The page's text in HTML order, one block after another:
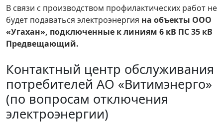
В связи с производством профилактических работ не
будет подаваться электроэнергия на объекты ООО
«Угахан», подключенные к линиям 6 кВ ПС 35 кВ
Предвещающий.
Контактный центр обслуживания
потребителей АО «Витимэнерго»
(по вопросам отключения
электроэнергии)